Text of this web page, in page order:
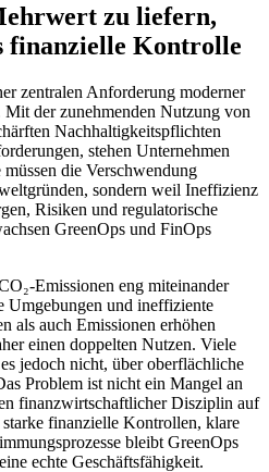
zu liefern,
finanzielle Kontrolle
zentralen Anforderung moderner
der zunehmenden Nutzung von
Nachhaltigkeitspflichten
stehen Unternehmen
die Verschwendung
sondern weil Ineffizienz
Risiken und regulatorische
GreenOps und FinOps
Emissionen eng miteinander
Umgebungen und ineffiziente
als auch Emissionen erhöhen
einen doppelten Nutzen. Viele
jedoch nicht, über oberflächliche
Problem ist nicht ein Mangel an
finanzwirtschaftlicher Disziplin auf
finanzielle Kontrollen, klare
bleibt GreenOps
echte Geschäftsfähigkeit.